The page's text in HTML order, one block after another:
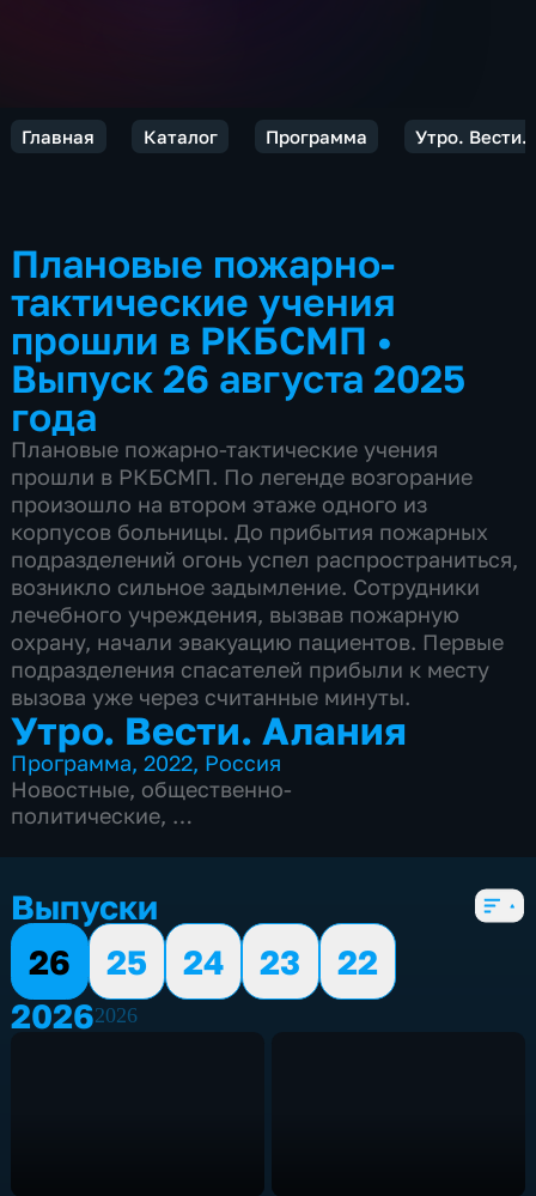
Главная Каталог Программа Утро. Вести.
Плановые пожарно-
тактические учения
прошли в РКБСМП •
Выпуск 26 августа 2025
года
Плановые пожарно-тактические учения
прошли в РКБСМП. По легенде возгорание
произошло на втором этаже одного из
корпусов больницы. До прибытия пожарных
подразделений огонь успел распространиться,
возникло сильное задымление. Сотрудники
лечебного учреждения, вызвав пожарную
охрану, начали эвакуацию пациентов. Первые
подразделения спасателей прибыли к месту
вызова уже через считанные минуты.
Утро. Вести. Алания
Программа,2022, Россия
Новостные, общественно-
политические,
Выпуски
26
25 24 23
22
20262026